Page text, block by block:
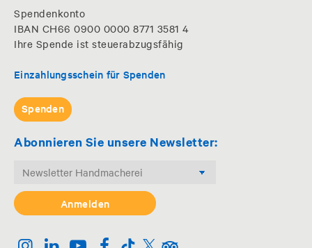
Spendenkonto
IBAN CH66 0900 0000 8771 3581 4
Ihre Spende ist steuerabzugsfähig
Einzahlungsschein für Spenden
Spenden
Abonnieren Sie unsere Newsletter: